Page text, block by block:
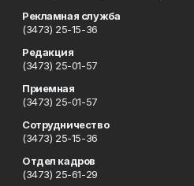
Рекламная служба
(3473) 25-15-36
Редакция
(3473) 25-01-57
Приемная
(3473) 25-01-57
Сотрудничество
(3473) 25-15-36
Отдел кадров
(3473) 25-61-29